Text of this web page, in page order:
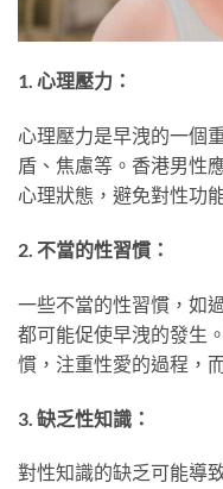
1. 心理壓力：
心理壓力是早洩的一個
盾、焦慮等。香港男性
心理狀態，避免對性功
2. 不當的性習慣：
一些不當的性習慣，如
都可能促使早洩的發生
慣，注重性愛的過程，
3. 缺乏性知識：
對性知識的缺乏可能導